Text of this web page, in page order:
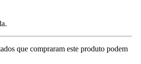
que compraram este produto podem